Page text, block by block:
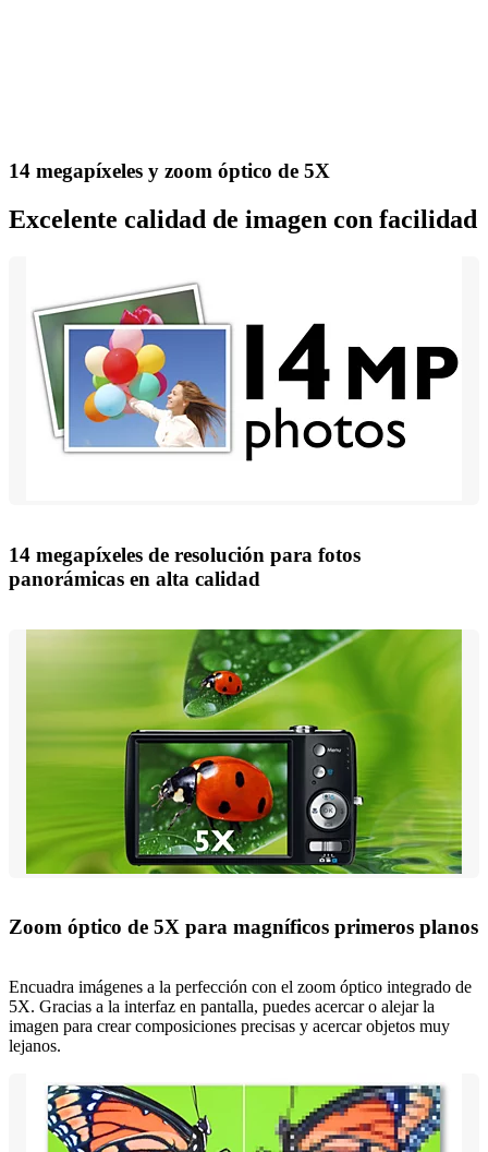
14 megapíxeles y zoom óptico de 5X
Excelente calidad de imagen con facilidad
14 megapíxeles de resolución para fotos
panorámicas en alta calidad
Zoom óptico de 5X para magníficos primeros planos
Encuadra imágenes a la perfección con el zoom óptico integrado de
5X. Gracias a la interfaz en pantalla, puedes acercar o alejar la
imagen para crear composiciones precisas y acercar objetos muy
lejanos.